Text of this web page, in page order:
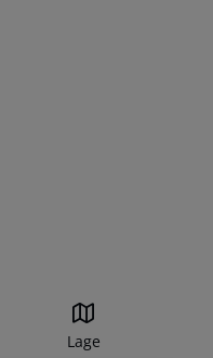
Lage